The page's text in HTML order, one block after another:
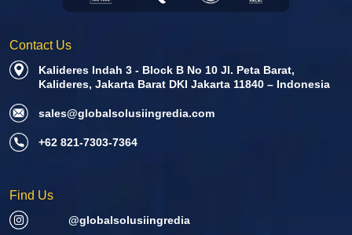
Contact Us
Kalideres Indah 3 - Block B No 10 Jl. Peta Barat,
Kalideres, Jakarta Barat DKI Jakarta 11840 – Indonesia
sales@globalsolusiingredia.com
+62 821-7303-7364
Find Us
@globalsolusiingredia